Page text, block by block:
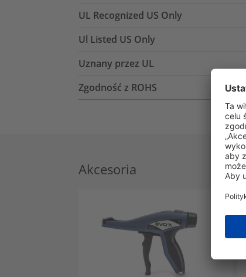
UL Recognized US Only
Ul Listed US Only
Uznany przez UL
Zgodność z ROHS
Akcesoria